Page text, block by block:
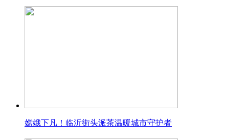
嫦娥下凡！临沂街头派茶温暖城市守护者